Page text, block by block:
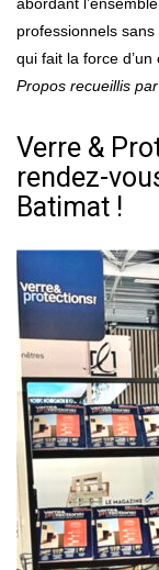
professionnels
qui fait la force
Propos recueillis
Verre &
rendez-
Batimat !